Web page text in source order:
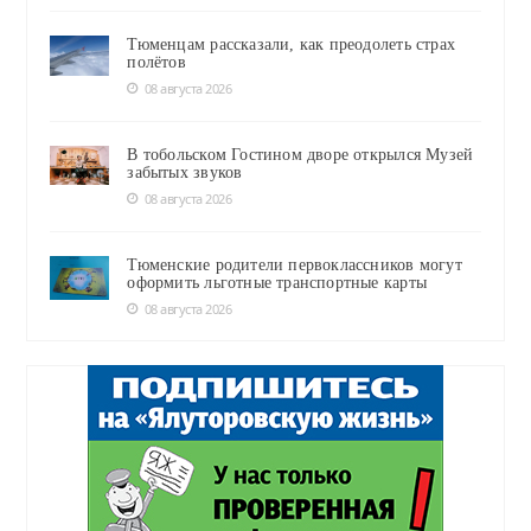
Тюменцам рассказали, как преодолеть страх
полётов
08 августа 2026
В тобольском Гостином дворе открылся Музей
забытых звуков
08 августа 2026
Тюменские родители первоклассников могут
оформить льготные транспортные карты
08 августа 2026